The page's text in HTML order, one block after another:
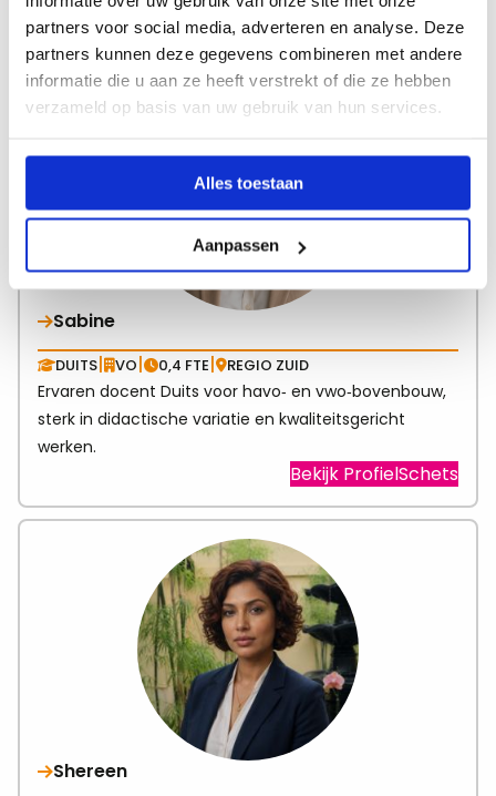
partners voor social media, adverteren en analyse. Deze
partners kunnen deze gegevens combineren met andere
informatie die u aan ze heeft verstrekt of die ze hebben
verzameld op basis van uw gebruik van hun services.
Alles toestaan
Aanpassen
Bekijk ProfielSchets
link
Sabine
DUITS| VO| 0,4 FTE| REGIO ZUID
Ervaren docent Duits voor havo‑ en vwo‑bovenbouw,
sterk in didactische variatie en kwaliteitsgericht
werken.
Bekijk ProfielSchetsVisit
link
Shereen